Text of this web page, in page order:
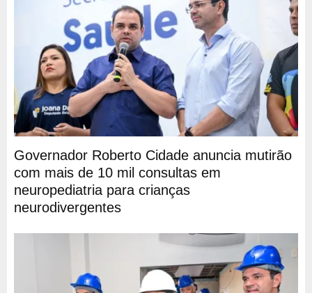
Governador Roberto Cidade anuncia mutirão
com mais de 10 mil consultas em
neuropediatria para crianças
neurodivergentes